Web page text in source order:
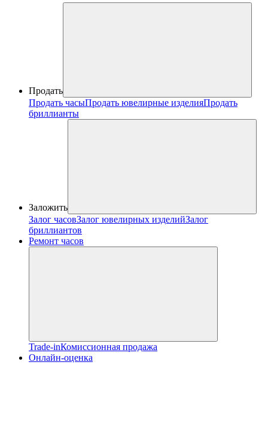
Продать
Продать часыПродать ювелирные изделияПродать
бриллианты
Заложить
Залог часовЗалог ювелирных изделийЗалог
бриллиантов
Ремонт часов
Trade-inКомиссионная продажа
Онлайн-оценка